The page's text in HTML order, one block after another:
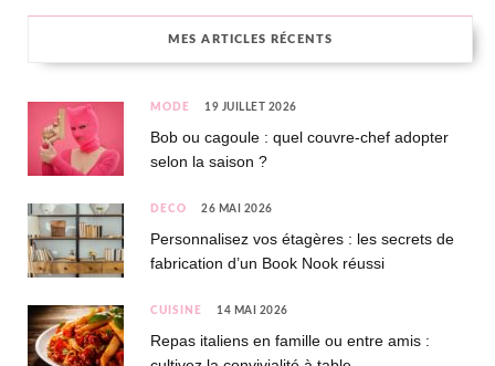
MES ARTICLES RÉCENTS
MODE 19 JUILLET 2026
Bob ou cagoule : quel couvre-chef adopter
selon la saison ?
DÉCO 26 MAI 2026
Personnalisez vos étagères : les secrets de
fabrication d’un Book Nook réussi
CUISINE 14 MAI 2026
Repas italiens en famille ou entre amis :